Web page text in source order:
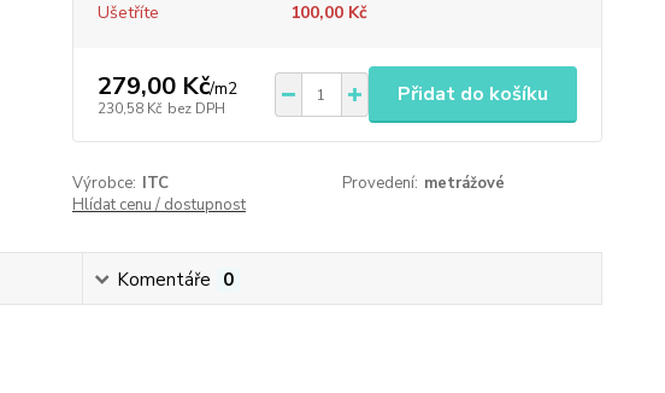
Ušetříte 100,00 Kč
279,00 Kč/m2
230,58 Kč bez DPH
Přidat do košíku
Výrobce: ITC Provedení: metrážové
Hlídat cenu / dostupnost
Komentáře 0